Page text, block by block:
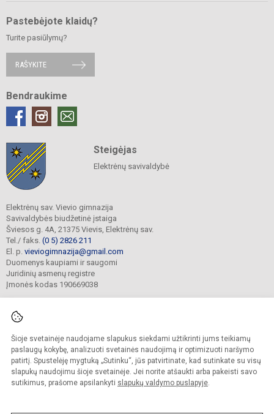
Šioje svetainėje naudojame slapukus siekdami užtikrinti jums teikiamų
paslaugų kokybę, analizuoti svetainės naudojimą ir optimizuoti naršymo
patirtį. Spustelėję mygtuką „Sutinku“, jūs patvirtinate, kad sutinkate su visų
slapukų naudojimu šioje svetainėje. Jei norite atšaukti arba pakeisti savo
sutikimus, prašome apsilankyti slapukų valdymo puslapyje.
Pastebėjote klaidų?
Turite pasiūlymų?
RAŠYKITE
Bendraukime
Steigėjas
Elektrėnų savivaldybė
Elektrėnų sav. Vievio gimnazija
Savivaldybės biudžetinė įstaiga
Šviesos g. 4A, 21375 Vievis, Elektrėnų sav.
Tel./ faks. (0 5) 2826 211
El. p. vieviogimnazija@gmail.com
Duomenys kaupiami ir saugomi
Juridinių asmenų registre
Įmonės kodas 190669038
© 2022. Elektrėnų sav. Vievio gimnazija. Visos teisės saugomos.
Kopijuoti turinį be raštiško gimnazijos sutikimo griežtai draudžiama.
Prieinamumo paraiška Slapukų valdymas
Sumanus būdas atnaujinti